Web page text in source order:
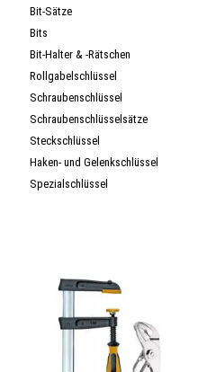
Bit-Sätze
Bits
Bit-Halter & -Rätschen
Rollgabelschlüssel
Schraubenschlüssel
Schraubenschlüsselsätze
Steckschlüssel
Haken- und Gelenkschlüssel
Spezialschlüssel